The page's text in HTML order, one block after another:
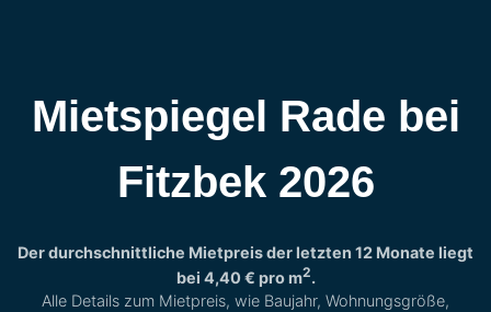
Mietspiegel Rade bei
Fitzbek 2026
Der durchschnittliche Mietpreis der letzten 12 Monate liegt
bei 4,40 € pro m2.
Alle Details zum Mietpreis, wie Baujahr, Wohnungsgröße,